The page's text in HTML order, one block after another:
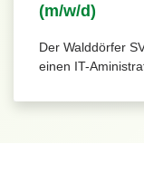
(m/w/d)
Der Walddörfer
einen IT-